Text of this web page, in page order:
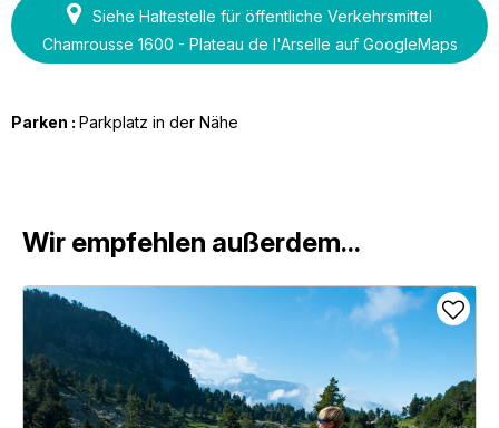
Siehe Haltestelle für öffentliche Verkehrsmittel
Chamrousse 1600 - Plateau de l'Arselle auf GoogleMaps
Parken : Parkplatz in der Nähe
Wir empfehlen außerdem...